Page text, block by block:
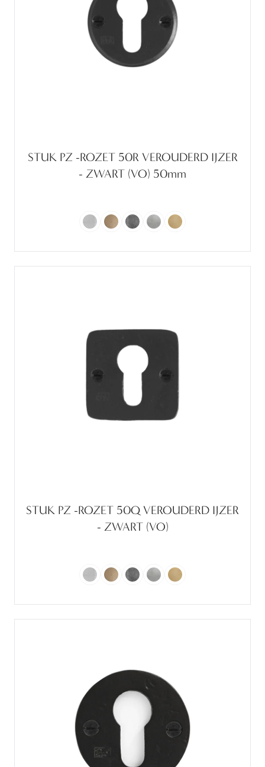
STUK PZ -ROZET 50R VEROUDERD IJZER
- ZWART (VO) 50mm
STUK PZ -ROZET 50Q VEROUDERD IJZER
- ZWART (VO)